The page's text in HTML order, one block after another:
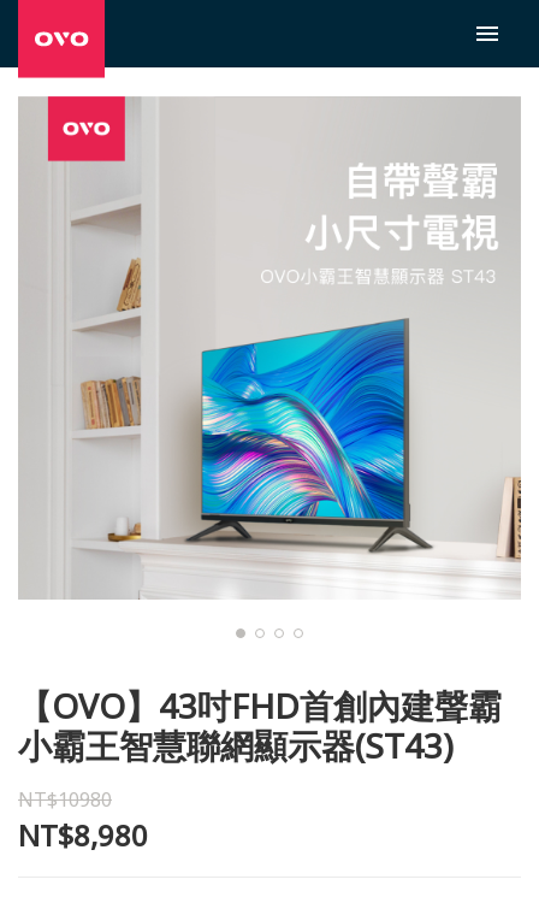
【OVO】43吋FHD首創內建聲霸
小霸王智慧聯網顯示器(ST43)
NT$10980
NT$8,980